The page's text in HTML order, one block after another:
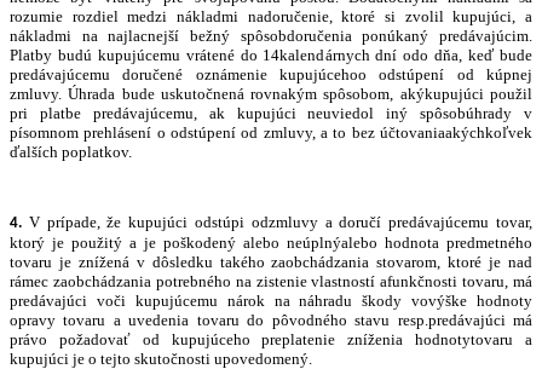
rozumie rozdiel medzi nákladmi nadoručenie, ktoré si zvolil kupujúci, a
nákladmi na najlacnejší bežný spôsobdoručenia ponúkaný predávajúcim.
Platby budú kupujúcemu vrátené do 14kalendárnych dní odo dňa, keď bude
predávajúcemu doručené oznámenie kupujúcehoo odstúpení od kúpnej
zmluvy. Úhrada bude uskutočnená rovnakým spôsobom, akýkupujúci použil
pri platbe predávajúcemu, ak kupujúci neuviedol iný spôsobúhrady v
písomnom prehlásení o odstúpení od zmluvy, a to bez účtovaniaakýchkoľvek
ďalších poplatkov.
4. V prípade, že kupujúci odstúpi odzmluvy a doručí predávajúcemu tovar,
ktorý je použitý a je poškodený alebo neúplnýalebo hodnota predmetného
tovaru je znížená v dôsledku takého zaobchádzania stovarom, ktoré je nad
rámec zaobchádzania potrebného na zistenie vlastností afunkčnosti tovaru, má
predávajúci voči kupujúcemu nárok na náhradu škody vovýške hodnoty
opravy tovaru a uvedenia tovaru do pôvodného stavu resp.predávajúci má
právo požadovať od kupujúceho preplatenie zníženia hodnotytovaru a
kupujúci je o tejto skutočnosti upovedomený.